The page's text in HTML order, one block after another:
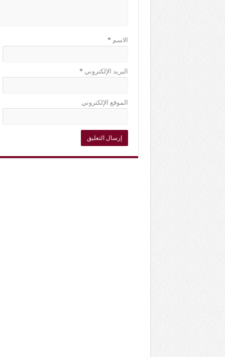
الاسم*
البريد الإلكتروني*
الموقع الإلكتروني